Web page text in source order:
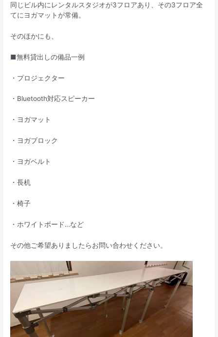
同じビル内にレンタルスタジオが3フロアあり、その3フロア全
てにヨガマットが常備。
そのほかにも、
■無料貸出しの備品一例
・プロジェクター
・Bluetooth対応スピーカー
・ヨガマット
・ヨガブロック
・ヨガベルト
・長机
・椅子
・ホワイトボード…など
その他ご希望ありましたらお問い合わせください。